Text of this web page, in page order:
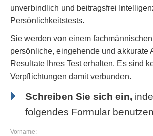
unverbindlich und beitragsfrei
Persönlichkeitstests.
Sie werden von einem
persönliche, eingehende und akkurate
Resultate Ihres Test erhalten. Es sind
Verpflichtungen damit verbunden.
Schreiben Sie sich ein,
folgendes Formular
Vorname: